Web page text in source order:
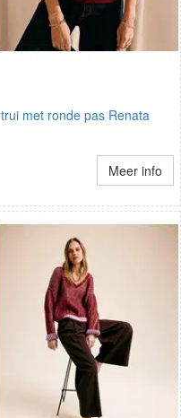
trui met ronde pas Renata
Meer info